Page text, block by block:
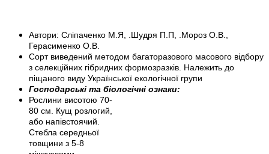
Автори: Сліпаченко М.Я, .Шудря П.П, .Мороз О.В.,
Герасименко О.В.
Сорт виведений методом багаторазового масового відбору
з селекційних гібридних формозразків. Належить до
піщаного виду Української екологічної групи
Господарські та біологічні ознаки:
Рослини висотою 70-
80 см. Кущ розлогий,
або напівстоячий.
Стебла середньої
товщини з 5-8